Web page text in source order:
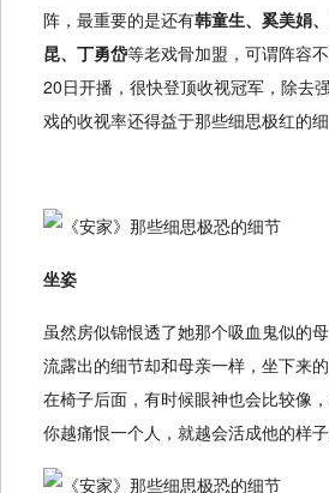
阵，最重要的是还有韩童生、奚美娟
昆、丁勇岱等老戏骨加盟，可谓阵容
20日开播，很快登顶收视冠军，除去
戏的收视率还得益于那些细思极红的细
坐姿
虽然房似锦恨透了她那个吸血鬼似的
流露出的细节却和母亲一样，坐下来
在椅子后面，有时候眼神也会比较像
你越痛恨一个人，就越会活成他的样子